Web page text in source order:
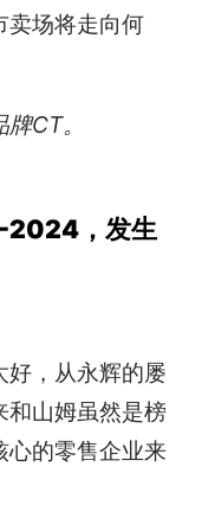
卖场将走向何
CT。
2024，发生
好，从永辉的屡
和山姆虽然是榜
心的零售企业来